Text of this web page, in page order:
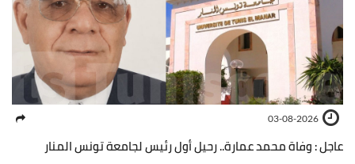
03-08-2026
عاجل : وفاة محمد عمارة.. رحيل أول رئيس لجامعة تونس المنار